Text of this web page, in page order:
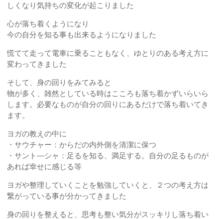
しくなり気持ちの変化が起こりました
心が落ち着くようになり
今の自分を知る事も出来るようになりました
慌てて走って電車に乗ることもなく、ゆとりのある考え方に
変わってきました
そして、身の回りをみてみると
物が多く、雑然としている時はこころも落ち着かずいらいら
します。必要なものが自分の回りにあるだけで落ち着いてき
ます。
ヨガの教えの中に
・サウチャー：からだの内外側を清潔に保つ
・サント―シャ：足るを知る、満足する。自分の足るものが
あれば幸せに感じる等
ヨガや整理していくことを勉強していくと、２つの考え方は
繋がっている事が分かってきました
身の回りを整えると、思考も整い気分がスッキリし落ち着い